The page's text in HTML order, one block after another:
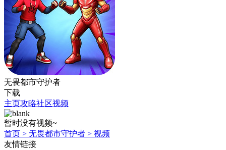
无畏都市守护者
下载
主页攻略社区视频
暂时没有视频~
首页 > 无畏都市守护者 > 视频
友情链接